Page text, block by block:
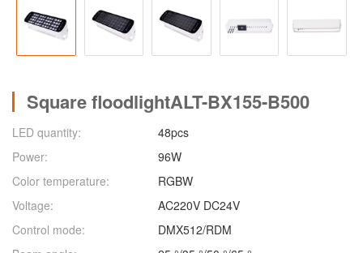
Square floodlightALT-BX155-B500
LED quantity:
48pcs
Power:
96W
Color temperature:
RGBW
Voltage:
AC220V DC24V
Control mode:
DMX512/RDM